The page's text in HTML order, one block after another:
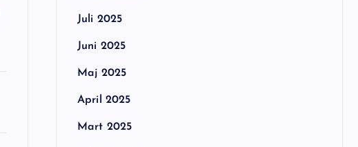
Juli 2025
Juni 2025
Maj 2025
April 2025
Mart 2025